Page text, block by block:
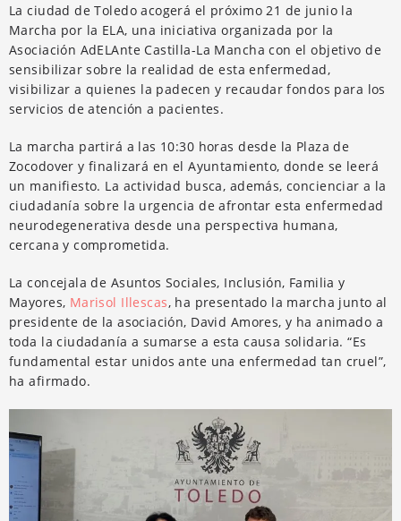
La ciudad de Toledo acogerá el próximo 21 de junio la
Marcha por la ELA, una iniciativa organizada por la
Asociación AdELAnte Castilla-La Mancha con el objetivo de
sensibilizar sobre la realidad de esta enfermedad,
visibilizar a quienes la padecen y recaudar fondos para los
servicios de atención a pacientes.
La marcha partirá a las 10:30 horas desde la Plaza de
Zocodover y finalizará en el Ayuntamiento, donde se leerá
un manifiesto. La actividad busca, además, concienciar a la
ciudadanía sobre la urgencia de afrontar esta enfermedad
neurodegenerativa desde una perspectiva humana,
cercana y comprometida.
La concejala de Asuntos Sociales, Inclusión, Familia y
Mayores, Marisol Illescas, ha presentado la marcha junto al
presidente de la asociación, David Amores, y ha animado a
toda la ciudadanía a sumarse a esta causa solidaria. “Es
fundamental estar unidos ante una enfermedad tan cruel”,
ha afirmado.